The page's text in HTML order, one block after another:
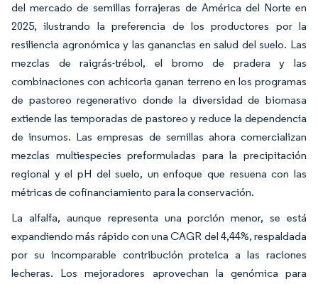
del mercado de semillas forrajeras de América del Norte en
2025, ilustrando la preferencia de los productores por la
resiliencia agronómica y las ganancias en salud del suelo. Las
mezclas de raigrás-trébol, el bromo de pradera y las
combinaciones con achicoria ganan terreno en los programas
de pastoreo regenerativo donde la diversidad de biomasa
extiende las temporadas de pastoreo y reduce la dependencia
de insumos. Las empresas de semillas ahora comercializan
mezclas multiespecies preformuladas para la precipitación
regional y el pH del suelo, un enfoque que resuena con las
métricas de cofinanciamiento para la conservación.
La alfalfa, aunque representa una porción menor, se está
expandiendo más rápido con una CAGR del 4,44%, respaldada
por su incomparable contribución proteica a las raciones
lecheras. Los mejoradores aprovechan la genómica para